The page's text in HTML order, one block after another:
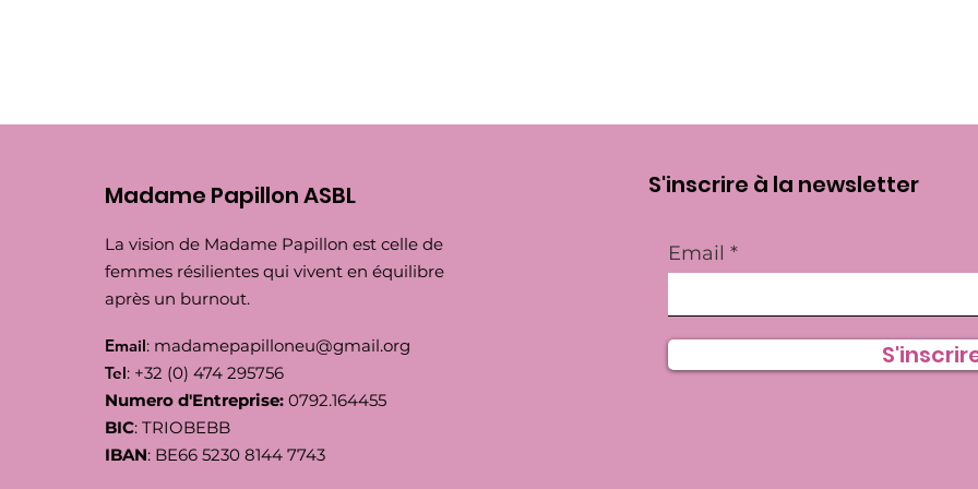
Madame Papillon ASBL
La vision de Madame Papillon est celle de
femmes résilientes qui vivent en équilibre
après un burnout.
Email: madamepapilloneu@gmail.org
Tel: +32 (0) 474 295756
Numero d'Entreprise: 0792.164455
BIC: TRIOBEBB
IBAN: BE66 5230 8144 7743
S'inscrire à la newsletter
Email